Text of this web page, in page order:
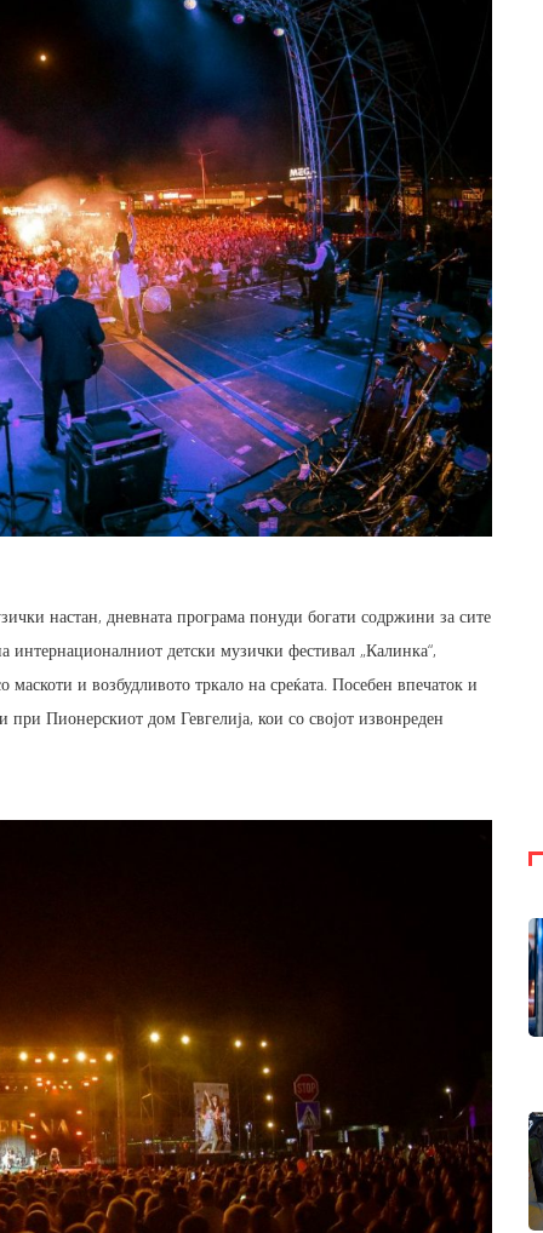
настан, дневната програма понуди богати содржини за сите
интернационалниот детски музички фестивал „Калинка“,
и возбудливото тркало на среќата. Посебен впечаток и
при Пионерскиот дом Гевгелија, кои со својот извонреден